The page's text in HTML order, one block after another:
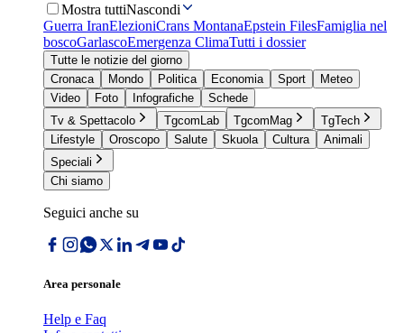
Mostra tuttiNascondi
Guerra IranElezioniCrans MontanaEpstein FilesFamiglia nel
boscoGarlascoEmergenza ClimaTutti i dossier
Tutte le notizie del giorno
Cronaca
Mondo Politica Economia Sport
Meteo
Video
Foto Infografiche
Schede
Tv & Spettacolo
TgcomLab TgcomMag
TgTech
Lifestyle
Oroscopo Salute Skuola Cultura
Animali
Speciali
Chi siamo
Seguici anche su
Area personale
Help e Faq